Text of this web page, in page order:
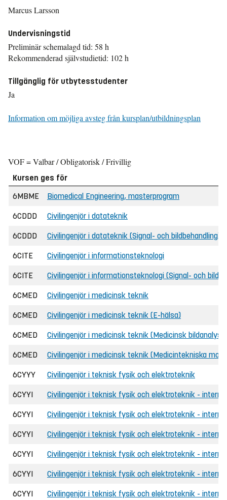
Marcus Larsson
Undervisningstid
Preliminär schemalagd tid: 58 h
Rekommenderad självstudietid: 102 h
Tillgänglig för utbytesstudenter
Ja
Information om möjliga avsteg från kursplan/utbildningsplan
VOF = Valbar / Obligatorisk / Frivillig
Kursen ges för
6MBME
Biomedical Engineering, masterprogram
6CDDD Civilingenjör i datateknik
6CDDD Civilingenjör i datateknik (Signal- och bildbehandling)
6CITE Civilingenjör i informationsteknologi
6CITE Civilingenjör i informationsteknologi (Signal- och
6CMED Civilingenjör i medicinsk teknik
6CMED Civilingenjör i medicinsk teknik (E-hälsa)
6CMED Civilingenjör i medicinsk teknik (Medicinsk bildanalys
6CMED Civilingenjör i medicinsk teknik (Medicintekniska
6CYYY Civilingenjör i teknisk fysik och elektroteknik
6CYYI Civilingenjör i teknisk fysik och elektroteknik -
6CYYI Civilingenjör i teknisk fysik och elektroteknik -
6CYYI Civilingenjör i teknisk fysik och elektroteknik -
6CYYI Civilingenjör i teknisk fysik och elektroteknik -
6CYYI Civilingenjör i teknisk fysik och elektroteknik -
6CYYI Civilingenjör i teknisk fysik och elektroteknik -